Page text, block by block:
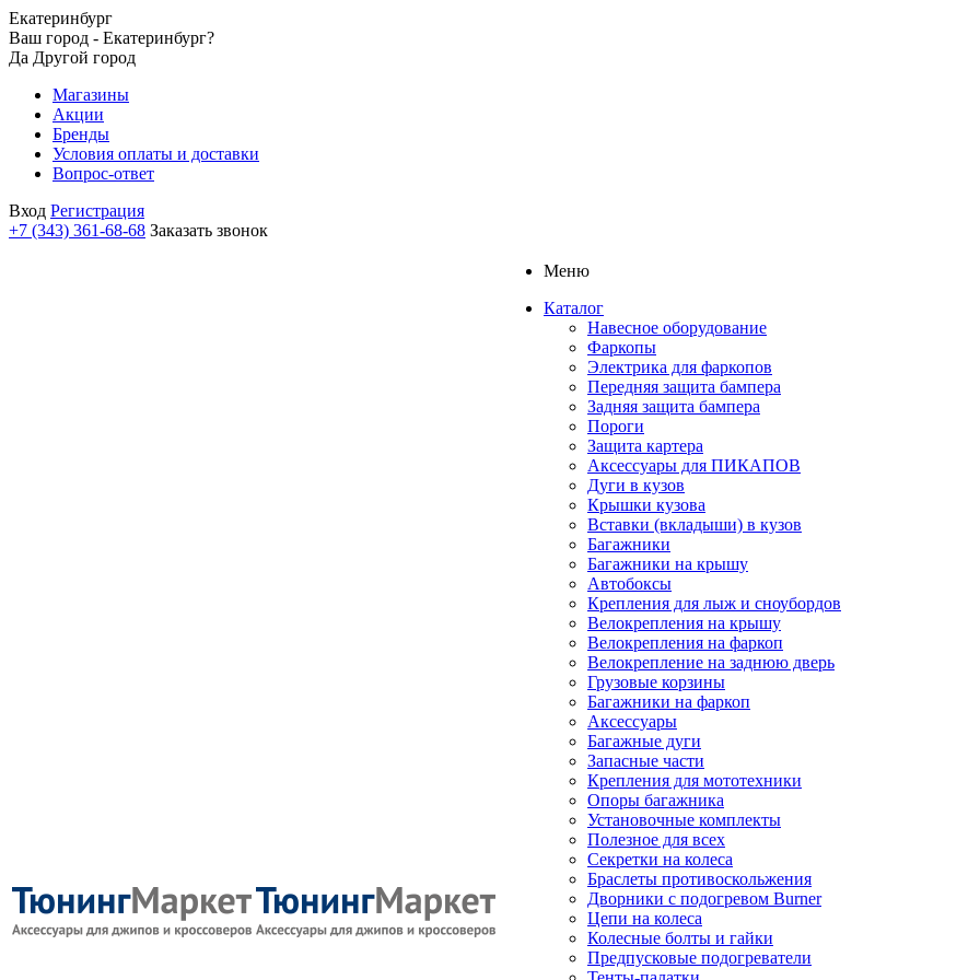
Екатеринбург
Ваш город - Екатеринбург?
Да Другой город
Магазины
Акции
Бренды
Условия оплаты и доставки
Вопрос-ответ
Вход Регистрация
+7 (343) 361-68-68 Заказать звонок
Меню
Каталог
Навесное оборудование
Фаркопы
Электрика для фаркопов
Передняя защита бампера
Задняя защита бампера
Пороги
Защита картера
Аксессуары для ПИКАПОВ
Дуги в кузов
Крышки кузова
Вставки (вкладыши) в кузов
Багажники
Багажники на крышу
Автобоксы
Крепления для лыж и сноубордов
Велокрепления на крышу
Велокрепления на фаркоп
Велокрепление на заднюю дверь
Грузовые корзины
Багажники на фаркоп
Аксессуары
Багажные дуги
Запасные части
Крепления для мототехники
Опоры багажника
Установочные комплекты
Полезное для всех
Секретки на колеса
Браслеты противоскольжения
Дворники с подогревом Burner
Цепи на колеса
Колесные болты и гайки
Предпусковые подогреватели